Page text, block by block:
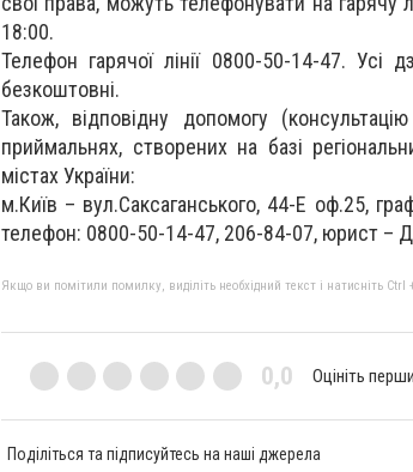
18:00.
Телефон гарячої лінії 0800-50-14-47. Усі
безкоштовні.
Також, відповідну допомогу
приймальнях, створених на базі
містах України:
м.Київ – вул.Саксаганського, 44-Е оф.25,
телефон: 0800-50-14-47, 206-84-07, юрист –
Якщо ви помітили помилку, виділіть необхідний текст і натисніть
0,0 Оцініть
Поділіться та підписуйтесь на наші джерела